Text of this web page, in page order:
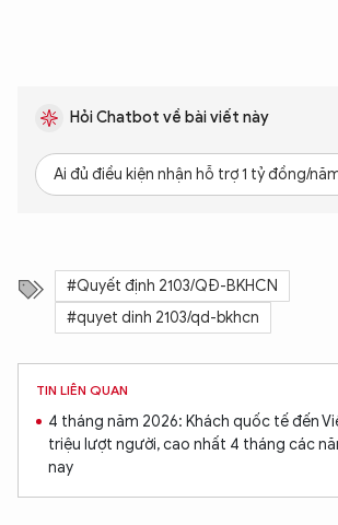
Hỏi Chatbot về bài viết này
Ai đủ điều kiện nhận hỗ trợ 1 tỷ đồng/
#Quyết định 2103/QĐ-BKHCN
#quyet dinh 2103/qd-bkhcn
TIN LIÊN QUAN
4 tháng năm 2026: Khách quốc tế đến
triệu lượt người, cao nhất 4 tháng các
nay